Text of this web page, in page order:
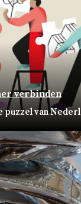
verbinden
puzzel van